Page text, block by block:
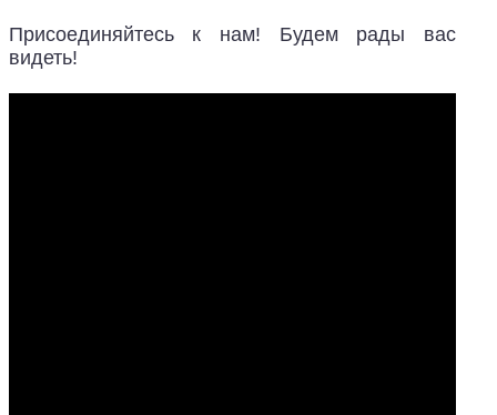
Присоединяйтесь к нам! Будем рады вас
видеть!